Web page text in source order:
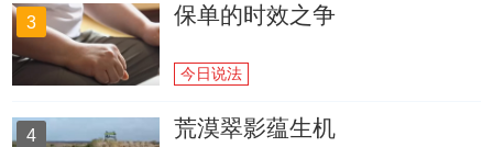
3 保单的时效之争
今日说法
4 荒漠翠影蕴生机